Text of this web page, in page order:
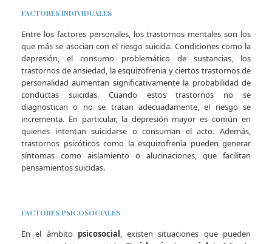
FACTORES INDIVIDUALES
Entre los factores personales, los trastornos mentales son los
que más se asocian con el riesgo suicida. Condiciones como la
depresión, el consumo problemático de sustancias, los
trastornos de ansiedad, la esquizofrenia y ciertos trastornos de
personalidad aumentan significativamente la probabilidad de
conductas suicidas. Cuando estos trastornos no se
diagnostican o no se tratan adecuadamente, el riesgo se
incrementa. En particular, la depresión mayor es común en
quienes intentan suicidarse o consuman el acto. Además,
trastornos psicóticos como la esquizofrenia pueden generar
síntomas como aislamiento o alucinaciones, que facilitan
pensamientos suicidas.
FACTORES PSICOSOCIALES
En el ámbito psicosocial, existen situaciones que pueden